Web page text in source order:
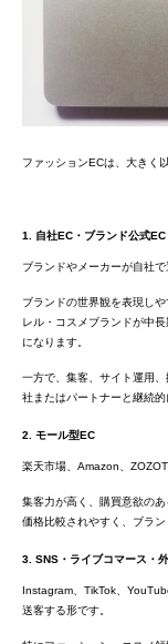
ファッションECは、大きく
1. 自社EC・ブランド公式EC
ブランドやメーカーが自社で
ブランドの世界観を表現し
レル・コスメブランドが中
になります。
一方で、集客、サイト運用
社またはパートナーと継続的
2. モール型EC
楽天市場、Amazon、
集客力が高く、購買意欲の
価格比較されやすく、ブラ
3. SNS・ライブコマース・
Instagram、TikTok、
送客する形です。